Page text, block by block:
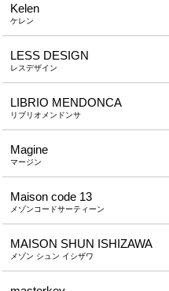
Kelen
ケレン
LESS DESIGN
レスデザイン
LIBRIO MENDONCA
リブリオメンドンサ
Magine
マージン
Maison code 13
メゾンコードサーティーン
MAISON SHUN ISHIZAWA
メゾン シュン イシザワ